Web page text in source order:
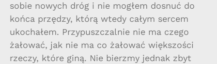
sobie nowych dróg i nie mogłem dosnuć do
końca przędzy, którą wtedy całym sercem
ukochałem. Przypuszczalnie nie ma czego
żałować, jak nie ma co żałować większości
rzeczy, które giną. Nie bierzmy jednak zbyt